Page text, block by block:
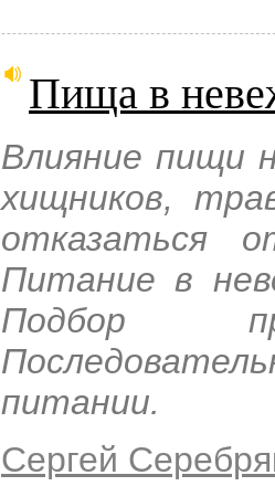
Пища в
Влияние пищи
хищников,
отказаться
Питание в
Подбор
питании.
Сергей